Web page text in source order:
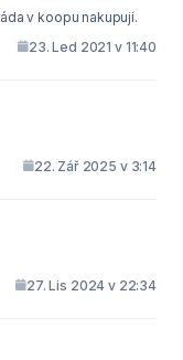
v koopu nakupují.
23. Led 2021 v 11:40
22. Zář 2025 v 3:14
27. Lis 2024 v 22:34